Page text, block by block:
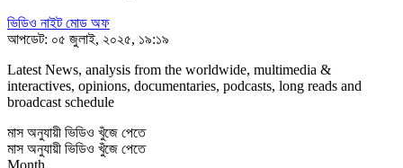
ভিডিও নাইট মোড অফ
আপডেট: ০৫ জুলাই, ২০২৫, ১৯:১৯
Latest News, analysis from the worldwide, multimedia &
interactives, opinions, documentaries, podcasts, long reads and
broadcast schedule
মাস অনুযায়ী ভিডিও খুঁজে পেতে
মাস অনুযায়ী ভিডিও খুঁজে পেতে
Month